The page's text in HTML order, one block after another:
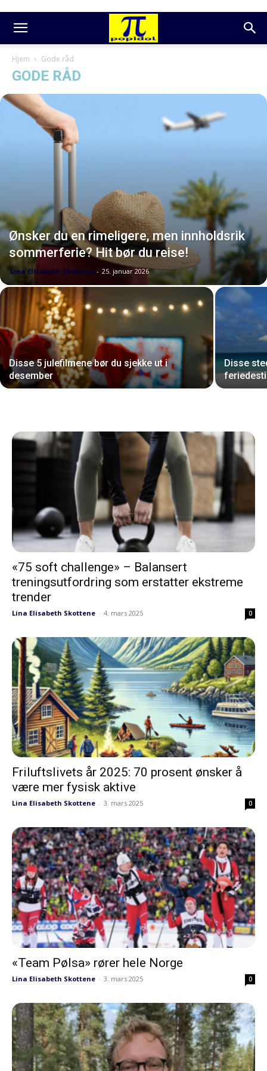
Hjem Gode råd
GODE RÅD
Ønsker du en rimeligere, men innholdsrik
sommerferie? Hit bør du reise!
Lina Elisabeth Skottene - 25. januar 2026
Disse 5 julefilmene bør du sjekke ut i
desember
Disse
«75 soft challenge» – Balansert
treningsutfordring som erstatter ekstreme
trender
Lina Elisabeth Skottene - 4. mars 2025 0
Friluftslivets år 2025: 70 prosent ønsker å
være mer fysisk aktive
Lina Elisabeth Skottene - 3. mars 2025 0
«Team Pølsa» rører hele Norge
Lina Elisabeth Skottene - 3. mars 2025 0